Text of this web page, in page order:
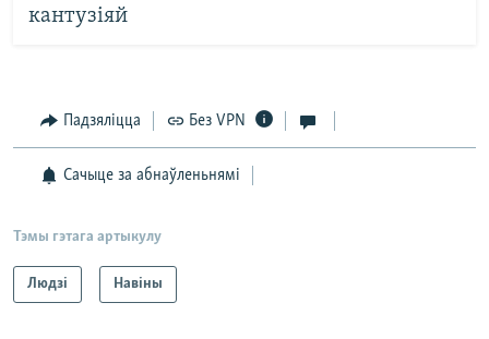
кантузіяй
Падзяліцца Без VPN
Сачыце за абнаўленьнямі
Тэмы гэтага артыкулу
Людзі Навіны